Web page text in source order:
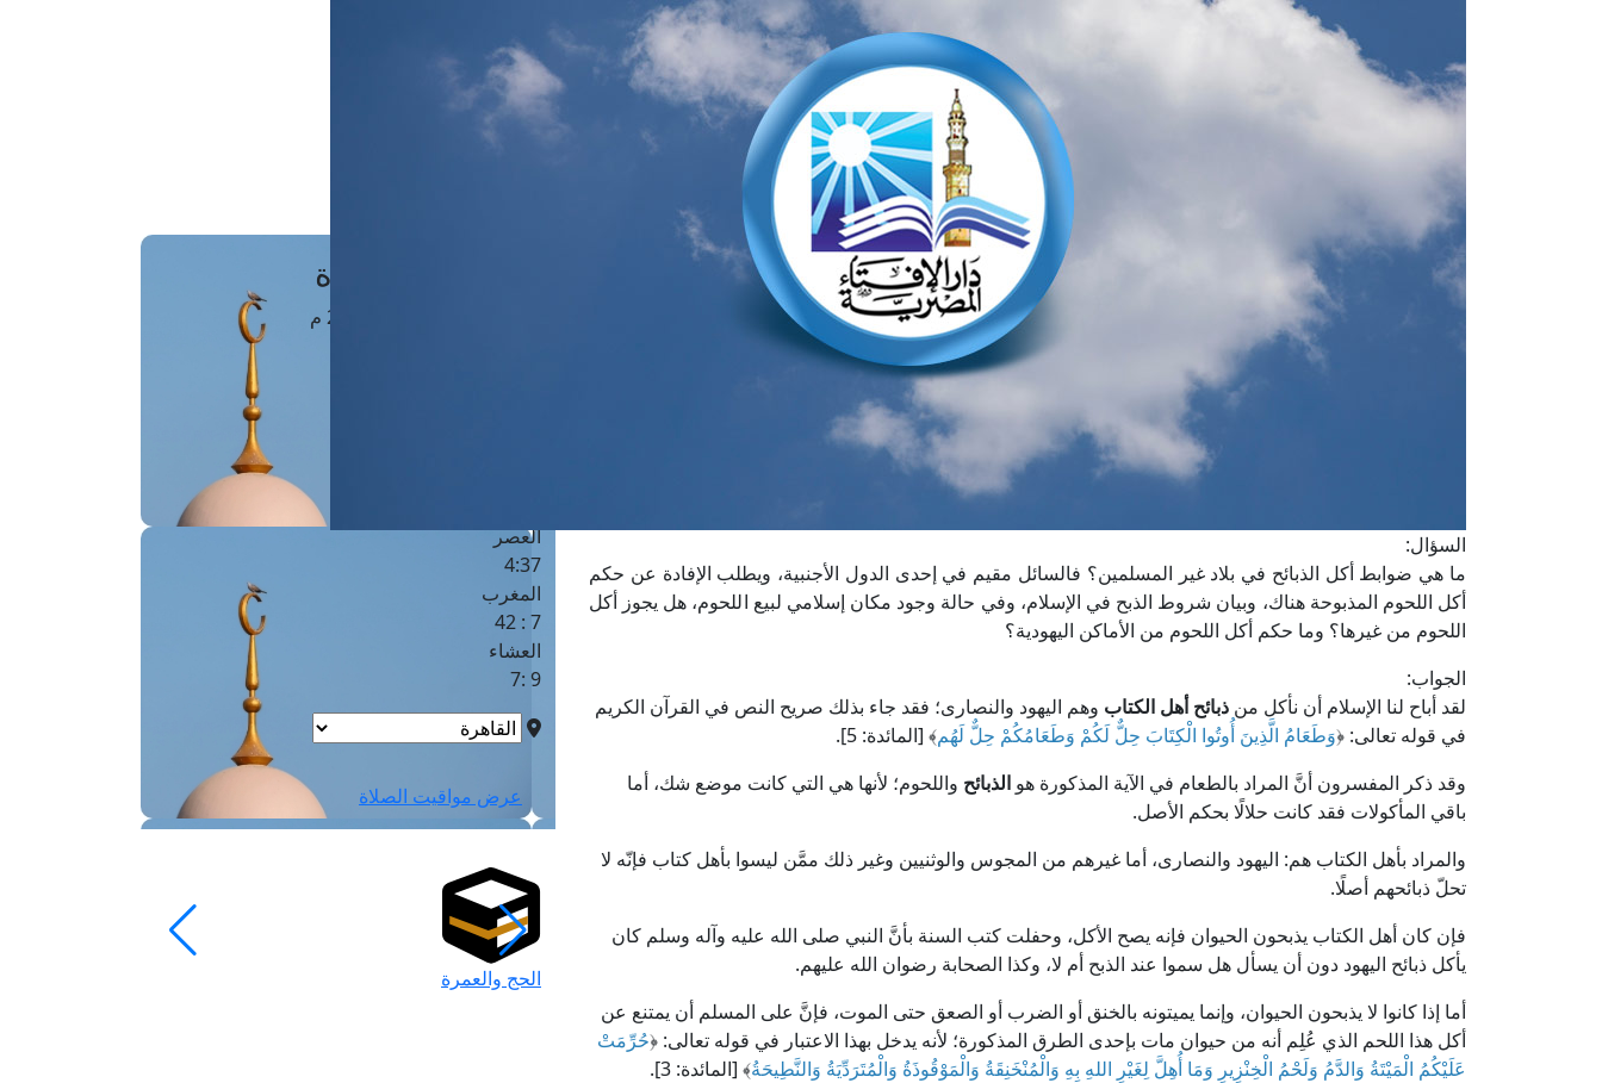
السؤال:
ما هي ضوابط أكل الذبائح في بلاد غير المسلمين؟ فالسائل مقيم في إحدى الدول الأجنبية، ويطلب الإفادة عن حكم
أكل اللحوم المذبوحة هناك، وبيان شروط الذبح في الإسلام، وفي حالة وجود مكان إسلامي لبيع اللحوم، هل يجوز أكل
اللحوم من غيرها؟ وما حكم أكل اللحوم من الأماكن اليهودية؟
الجواب:
لقد أباح لنا الإسلام أن نأكل من ذبائح أهل الكتاب وهم اليهود والنصارى؛ فقد جاء بذلك صريح النص في القرآن الكريم
في قوله تعالى: ﴿وَطَعَامُ الَّذِينَ أُوتُوا الْكِتَابَ حِلٌّ لَكُمْ وَطَعَامُكُمْ حِلٌّ لَهُم﴾ [المائدة: 5].
وقد ذكر المفسرون أنَّ المراد بالطعام في الآية المذكورة هو الذبائح واللحوم؛ لأنها هي التي كانت موضع شك، أما
باقي المأكولات فقد كانت حلالًا بحكم الأصل.
والمراد بأهل الكتاب هم: اليهود والنصارى، أما غيرهم من المجوس والوثنيين وغير ذلك ممَّن ليسوا بأهل كتاب فإنّه لا
تحلّ ذبائحهم أصلًا.
فإن كان أهل الكتاب يذبحون الحيوان فإنه يصح الأكل، وحفلت كتب السنة بأنَّ النبي صلى الله عليه وآله وسلم كان
يأكل ذبائح اليهود دون أن يسأل هل سموا عند الذبح أم لا، وكذا الصحابة رضوان الله عليهم.
أما إذا كانوا لا يذبحون الحيوان، وإنما يميتونه بالخنق أو الضرب أو الصعق حتى الموت، فإنَّ على المسلم أن يمتنع عن
أكل هذا اللحم الذي عُلِم أنه من حيوان مات بإحدى الطرق المذكورة؛ لأنه يدخل بهذا الاعتبار في قوله تعالى: ﴿حُرِّمَتْ
عَلَيْكُمُ الْمَيْتَةُ وَالدَّمُ وَلَحْمُ الْخِنْزِيرِ وَمَا أُهِلَّ لِغَيْرِ اللهِ بِهِ وَالْمُنْخَنِقَةُ وَالْمَوْقُوذَةُ وَالْمُتَرَدِّيَةُ وَالنَّطِيحَةُ﴾ [المائدة: 3].
حجز موعد
مَواقِيتُ الصَّـــلاة
العصر
4:37
المغرب
7 : 42
العشاء
9 :7
عرض مواقيت الصلاة
الحج والعمرة